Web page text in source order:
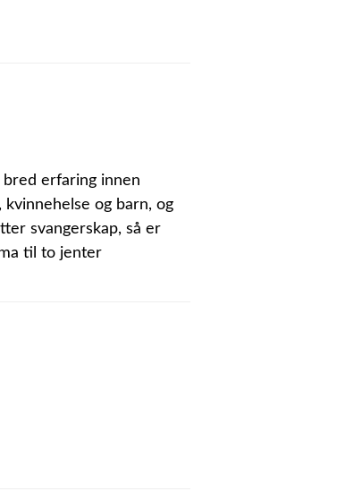
erfaring innen
og barn, og
svangerskap, så er
til to jenter